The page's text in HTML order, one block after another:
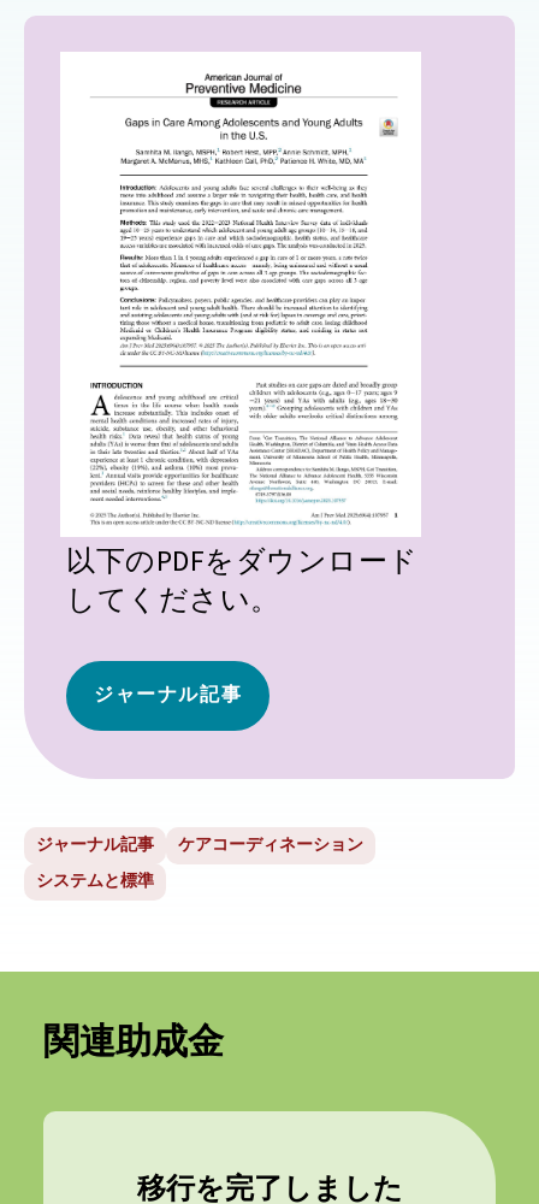
以下のPDFをダウンロード
してください。
ジャーナル記事
ジャーナル記事
ケアコーディネーション
システムと標準
関連助成金
移行を完了しました